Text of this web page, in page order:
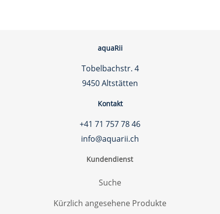
aquaRii
Tobelbachstr. 4
9450 Altstätten
Kontakt
+41 71 757 78 46
info@aquarii.ch
Kundendienst
Suche
Kürzlich angesehene Produkte